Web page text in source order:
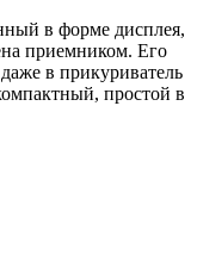
в форме дисплея,
приемником. Его
в прикуриватель
простой в